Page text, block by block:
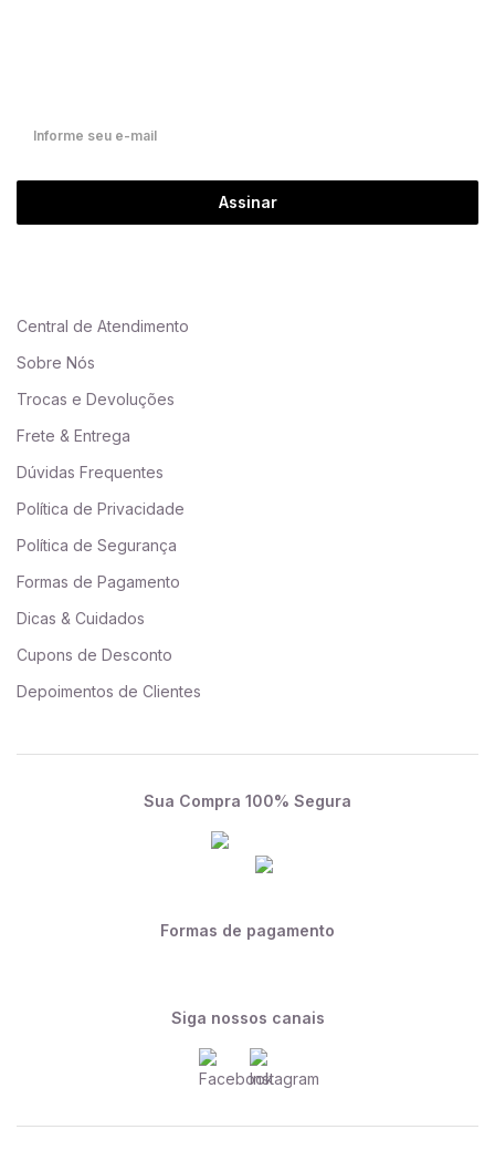
Assinar
Central de Atendimento
Sobre Nós
Trocas e Devoluções
Frete & Entrega
Dúvidas Frequentes
Política de Privacidade
Política de Segurança
Formas de Pagamento
Dicas & Cuidados
Cupons de Desconto
Depoimentos de Clientes
Sua Compra 100% Segura
Formas de pagamento
Siga nossos canais